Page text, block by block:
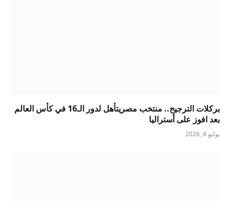
بركلات الترجيح.. منتخب مصريتأهل لدور الـ16 في كأس العالم
بعد افوز على أستراليا
يوليو 4, 2026